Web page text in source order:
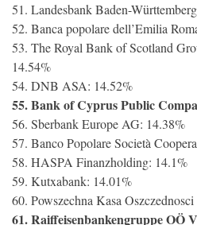
51. Landesbank Baden-
52. Banca popolare dell’Emilia
53. The Royal Bank of Scotland
14.54%
54. DNB ASA: 14.52%
55. Bank of Cyprus Public
56. Sberbank Europe AG: 14.38%
57. Banco Popolare Società
58. HASPA Finanzholding: 14.1%
59. Kutxabank: 14.01%
60. Powszechna Kasa
61. Raiffeisenbankengruppe OÖ